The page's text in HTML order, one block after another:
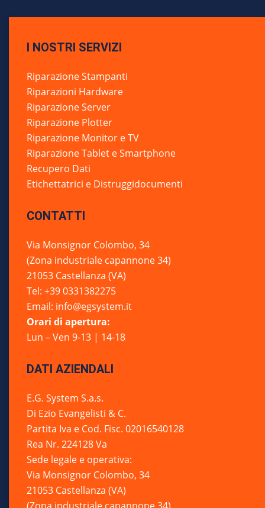
I NOSTRI SERVIZI
Riparazione Stampanti
Riparazioni Hardware
Riparazione Server
Riparazione Plotter
Riparazione Monitor e TV
Riparazione Tablet e Smartphone
Recupero Dati
Etichettatrici e Distruggidocumenti
CONTATTI
Via Monsignor Colombo, 34
(Zona industriale capannone 34)
21053 Castellanza (VA)
Tel: +39 0331382275
Email: info@egsystem.it
Orari di apertura:
Lun – Ven 9-13 | 14-18
DATI AZIENDALI
E.G. System S.a.s.
Di Ezio Evangelisti & C.
Partita Iva e Cod. Fisc. 02016540128
Rea Nr. 224128 Va
Sede legale e operativa:
Via Monsignor Colombo, 34
21053 Castellanza (VA)